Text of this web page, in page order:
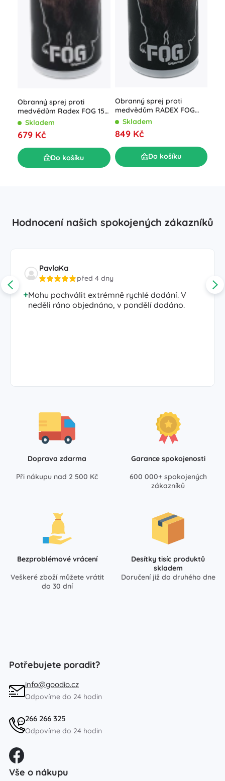
Obranný sprej proti
medvědům Radex FOG 150
mlSkladem
679 Kč
Do košíku
Obranný sprej proti
medvědům RADEX FOG
250 ml
Skladem
849 Kč
Do košíku
Hodnocení našich spokojených zákazníků
PavlaKa
před 4 dny
Mohu pochválit extrémně rychlé dodání. V
neděli ráno objednáno, v pondělí dodáno.
Doprava zdarma
Při nákupu nad 2 500 Kč
Garance spokojenosti
600 000+ spokojených
zákazníků
Bezproblémové vrácení
Veškeré zboží můžete vrátit
do 30 dní
Desítky tisíc produktů
skladem
Doručení již do druhého dne
Potřebujete poradit?
info@goodio.cz
Odpovíme do 24 hodin
266 266 325
Odpovíme do 24 hodin
Vše o nákupu